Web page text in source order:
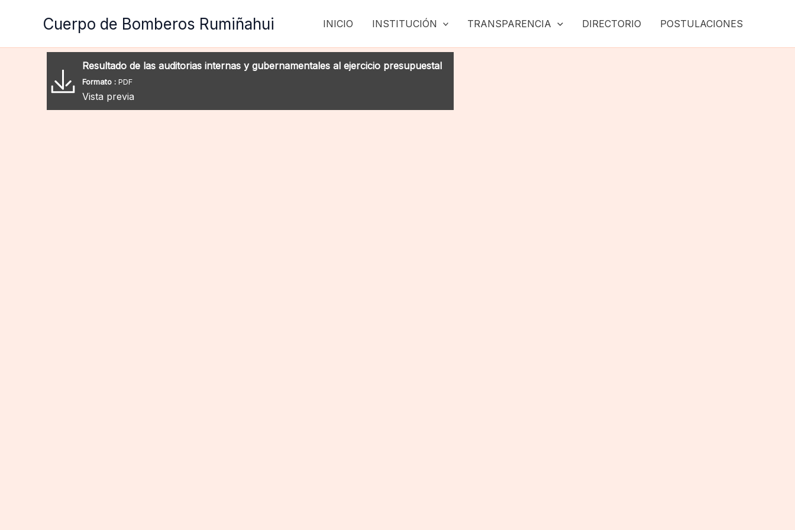
Cuerpo de Bomberos Rumiñahui INICIO INSTITUCIÓN TRANSPARENCIA DIRECTORIO POSTULACIONES
Resultado de las auditorias internas y gubernamentales al ejercicio presupuestal
Formato : PDF
Vista previa